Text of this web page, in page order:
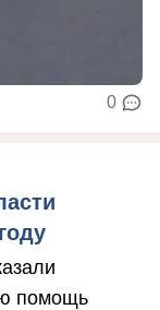
0
помощь